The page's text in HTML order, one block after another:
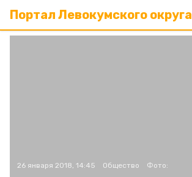
Портал Левокумского округа
26 января 2018, 14:45 Общество Фото: